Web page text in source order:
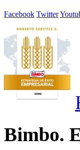
Facebook Twitter
Bimbo.